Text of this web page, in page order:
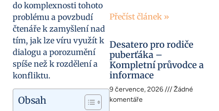
do komplexnosti tohoto
problému a povzbudí
čtenáře k zamyšlení nad
tím, jak lze víru využít k
dialogu a porozumění
spíše než k rozdělení a
konfliktu.
Obsah
Přečíst článek »
Desatero pro rodiče
puberťáka –
Kompletní průvodce a
informace
9 července, 2026
Žádné
komentáře